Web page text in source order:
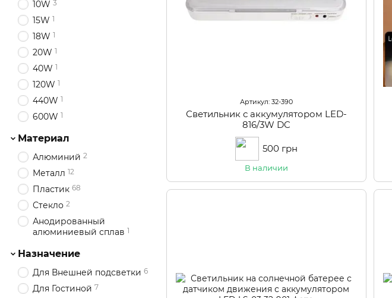
Артикул: 32-390
Светильник с аккумулятором LED-
816/3W DC
500 грн
В наличии
10W 3
15W 1
18W 1
20W 1
40W 1
120W 1
440W 1
600W 1
Материал
Алюминий 2
Металл 12
Пластик 68
Стекло 2
Анодированный
алюминиевый сплав 1
Назначение
Для Внешней подсветки 6
Для Гостиной 7